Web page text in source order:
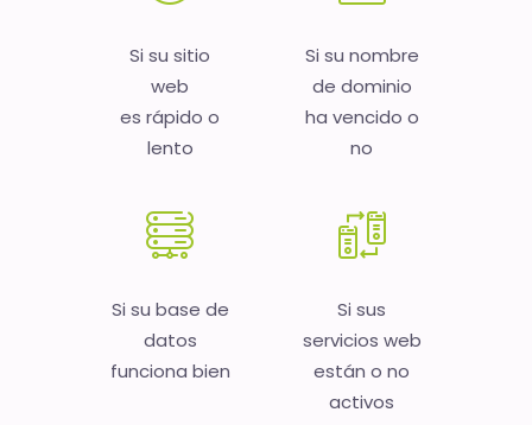
Si su sitio
web
es rápido o
lento
Si su nombre
de dominio
ha vencido o
no
Si su base de
datos
funciona bien
Si sus
servicios web
están o no
activos